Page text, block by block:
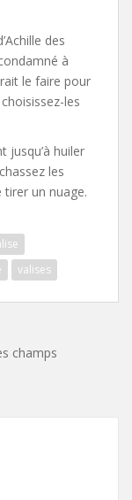
des
à
le faire pour
les
jusqu’à huiler
les
tirer un nuage.
valises
champs